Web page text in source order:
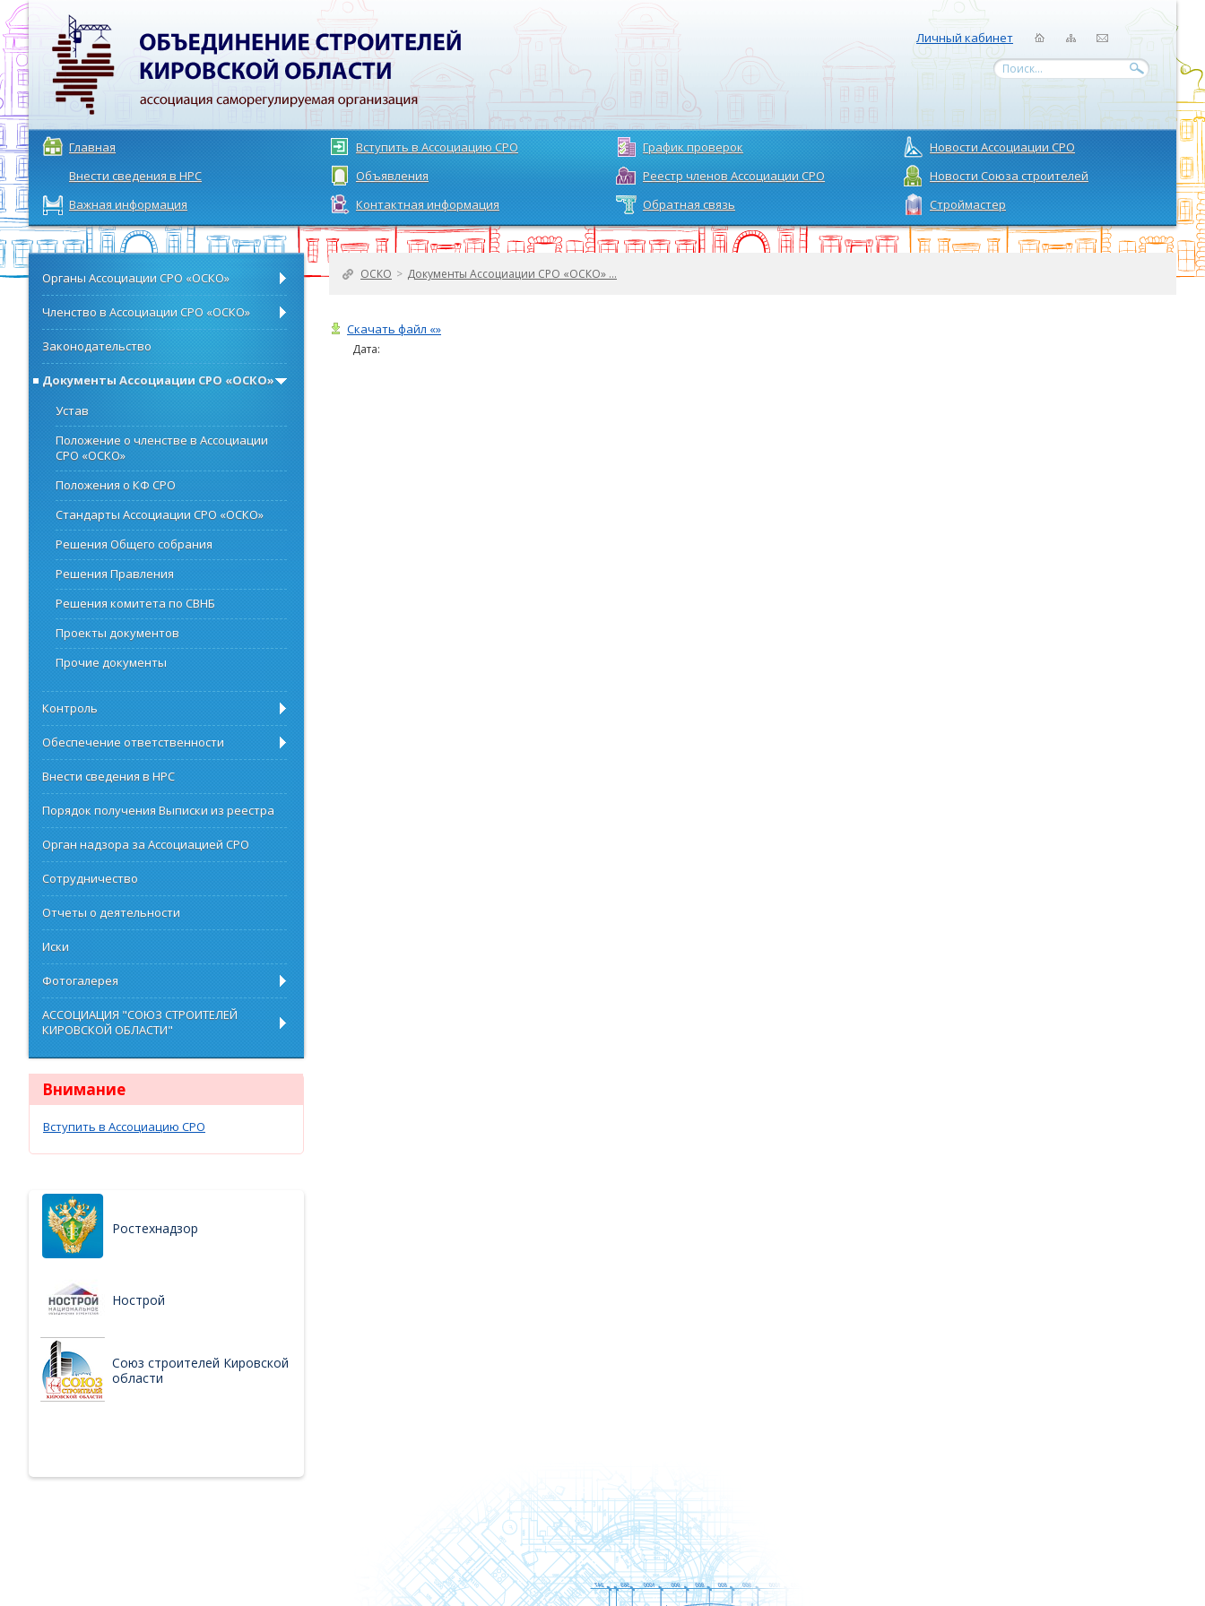
Личный кабинет
Поиск...
Главная Вступить в Ассоциацию СРО График проверок
Новости Ассоциации СРО
Внести сведения в НРС
Объявления Реестр членов Ассоциации СРО
Новости Союза строителей
Важная информация
Контактная информация Обратная связь Строймастер
ОСКО > Документы Ассоциации СРО «ОСКО» …
Скачать файл «»
Дата:
Органы Ассоциации СРО «ОСКО»
Членство в Ассоциации СРО «ОСКО»
Законодательство
Документы Ассоциации СРО «ОСКО»
Устав
Положение о членстве в Ассоциации
СРО «ОСКО»
Положения о КФ СРО
Стандарты Ассоциации СРО «ОСКО»
Решения Общего собрания
Решения Правления
Решения комитета по СВНБ
Проекты документов
Прочие документы
Контроль
Обеспечение ответственности
Внести сведения в НРС
Порядок получения Выписки из реестра
Орган надзора за Ассоциацией СРО
Сотрудничество
Отчеты о деятельности
Иски
Фотогалерея
АССОЦИАЦИЯ "СОЮЗ СТРОИТЕЛЕЙ
КИРОВСКОЙ ОБЛАСТИ"
Внимание
Вступить в Ассоциацию СРО
Ростехнадзор
Нострой
Союз строителей Кировской
области